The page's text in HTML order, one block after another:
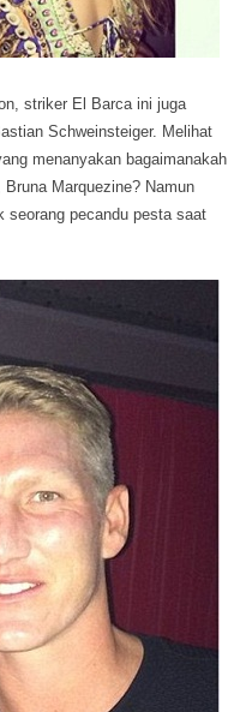
striker El Barca ini juga
Schweinsteiger. Melihat
menanyakan bagaimanakah
Marquezine? Namun
seorang pecandu pesta saat